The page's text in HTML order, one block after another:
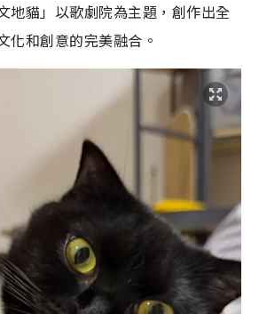
地貓」以歌劇院為主題，創作出全
化和創意的完美融合。